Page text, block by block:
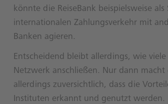
könnte die ReiseBank beispielsweise
internationalen Zahlungsverkehr mit
Banken agieren.
Entscheidend bleibt allerdings, wie
Netzwerk anschließen. Nur dann
allerdings zuversichtlich, dass die
Instituten erkannt und genutzt werden.